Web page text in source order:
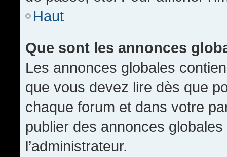
Haut
Que sont les annonces
Les annonces globales
que vous devez lire dès que
chaque forum et dans votre
publier des annonces
l’administrateur.